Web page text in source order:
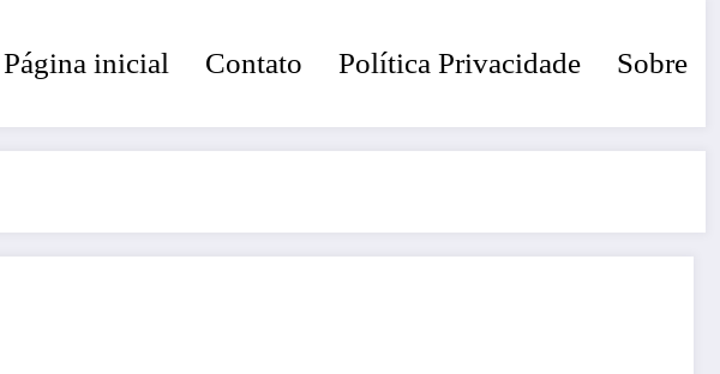
Página inicial Contato Política Privacidade Sobre